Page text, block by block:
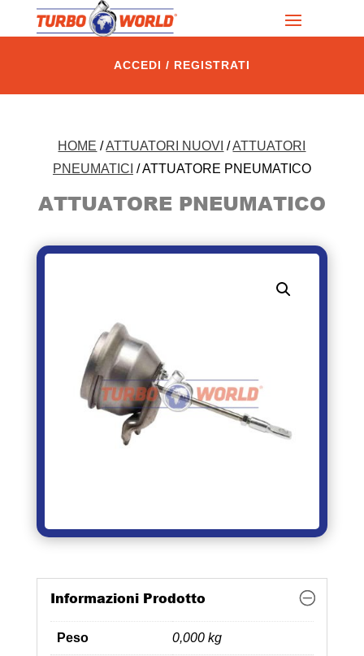
ACCEDI / REGISTRATI
HOME /ATTUATORI NUOVI /ATTUATORI
PNEUMATICI / ATTUATORE PNEUMATICO
ATTUATORE PNEUMATICO
Informazioni Prodotto
Peso 0,000 kg